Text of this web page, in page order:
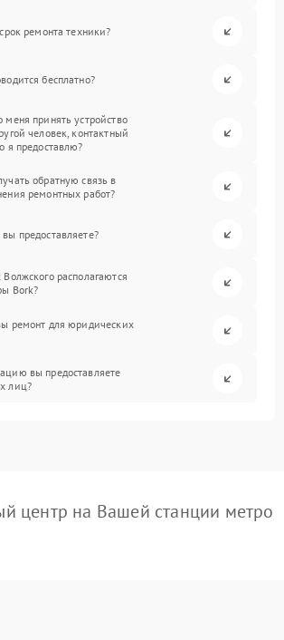
ремонта техники?
бесплатно?
принять устройство
человек, контактный
я предоставлю?
обратную связь в
ремонтных работ?
предоставляете?
располагаются
Bork?
ремонт для юридических
вы предоставляете
лиц?
центр на Вашей станции метро